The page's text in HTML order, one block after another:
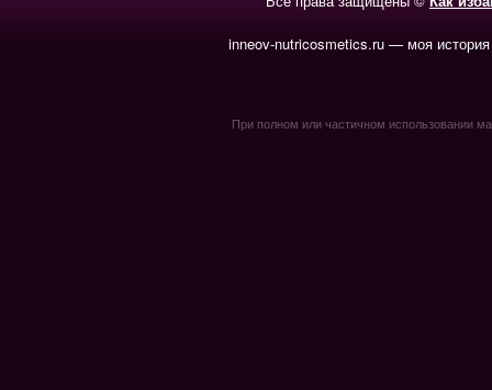
inneov-nutricosmetics.ru — моя
При полном или частичном использовании